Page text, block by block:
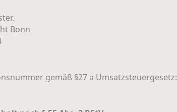
Bonn
gemäß §27 a Umsatzsteuergesetz: